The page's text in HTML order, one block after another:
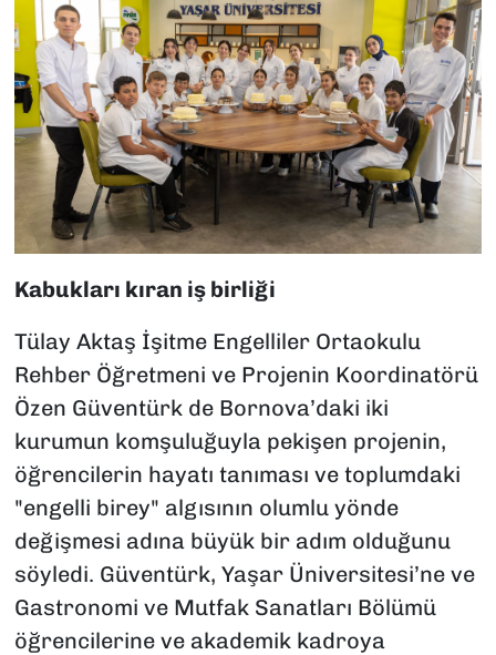
Kabukları kıran iş birliği
Tülay Aktaş İşitme Engelliler Ortaokulu
Rehber Öğretmeni ve Projenin Koordinatörü
Özen Güventürk de Bornova’daki iki
kurumun komşuluğuyla pekişen projenin,
öğrencilerin hayatı tanıması ve toplumdaki
"engelli birey" algısının olumlu yönde
değişmesi adına büyük bir adım olduğunu
söyledi. Güventürk, Yaşar Üniversitesi’ne ve
Gastronomi ve Mutfak Sanatları Bölümü
öğrencilerine ve akademik kadroya